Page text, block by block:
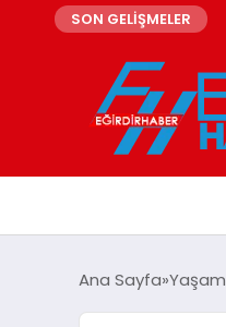
SON GELİŞMELER
Ana Sayfa Yaşam